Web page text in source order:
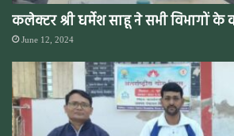
कलेक्टर श्री धर्मेश साहू ने सभी विभागों के
June 12, 2024